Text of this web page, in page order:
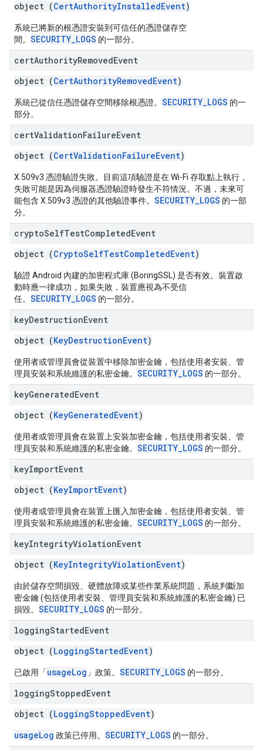
object (CertAuthorityInstalledEvent)
系統已將新的根憑證安裝到可信任的憑證儲存空
間。 SECURITY_LOGS 的一部分。
certAuthorityRemovedEvent
object (CertAuthorityRemovedEvent)
系統已從信任憑證儲存空間移除根憑證。 SECURITY_LOGS 的一
部分。
certValidationFailureEvent
object (CertValidationFailureEvent)
X.509v3 憑證驗證失敗。目前這項驗證是在 Wi-Fi 存取點上執行，
失敗可能是因為伺服器憑證驗證時發生不符情況。不過，未來可
能包含 X.509v3 憑證的其他驗證事件。 SECURITY_LOGS 的一部
分。
cryptoSelfTestCompletedEvent
object (CryptoSelfTestCompletedEvent)
驗證 Android 內建的加密程式庫 (BoringSSL) 是否有效。裝置啟
動時應一律成功，如果失敗，裝置應視為不受信
任。 SECURITY_LOGS 的一部分。
keyDestructionEvent
object (KeyDestructionEvent)
使用者或管理員會從裝置中移除加密金鑰，包括使用者安裝、管
理員安裝和系統維護的私密金鑰。 SECURITY_LOGS 的一部分。
keyGeneratedEvent
object (KeyGeneratedEvent)
使用者或管理員會在裝置上安裝加密金鑰，包括使用者安裝、管
理員安裝和系統維護的私密金鑰。 SECURITY_LOGS 的一部分。
keyImportEvent
object (KeyImportEvent)
使用者或管理員會在裝置上匯入加密金鑰，包括使用者安裝、管
理員安裝和系統維護的私密金鑰。 SECURITY_LOGS 的一部分。
keyIntegrityViolationEvent
object (KeyIntegrityViolationEvent)
由於儲存空間損毀、硬體故障或某些作業系統問題，系統判斷加
密金鑰 (包括使用者安裝、管理員安裝和系統維護的私密金鑰) 已
損毀。 SECURITY_LOGS 的一部分。
loggingStartedEvent
object (LoggingStartedEvent)
已啟用「usageLog 」政策。 SECURITY_LOGS 的一部分。
loggingStoppedEvent
object (LoggingStoppedEvent)
usageLog 政策已停用。 SECURITY_LOGS 的一部分。